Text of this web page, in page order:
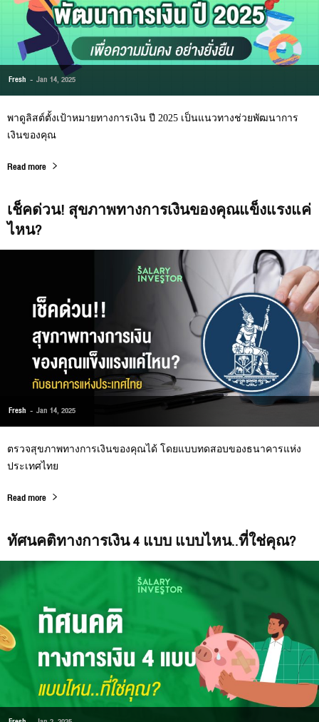
Fresh - Jan 14, 2025
พาดูลิสต์ตั้งเป้าหมายทางการเงิน ปี 2025 เป็นแนวทางช่วยพัฒนาการ
เงินของคุณ
Read more
เช็คด่วน! สุขภาพทางการเงินของคุณแข็งแรงแค่
ไหน?
Fresh - Jan 14, 2025
ตรวจสุขภาพทางการเงินของคุณได้ โดยแบบทดสอบของธนาคารแห่ง
ประเทศไทย
Read more
ทัศนคติทางการเงิน 4 แบบ แบบไหน..ที่ใช่คุณ?